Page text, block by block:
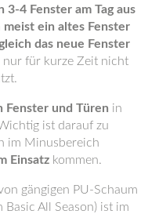
3-4 Fenster am Tag aus
meist ein altes Fenster
das neue Fenster
nur für kurze Zeit nicht
Fenster und Türen in
ist darauf zu
im Minusbereich
Einsatz kommen.
gängigen PU-Schaum
All Season) ist im